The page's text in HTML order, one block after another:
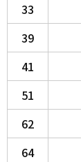
33
39
41
51
62
64